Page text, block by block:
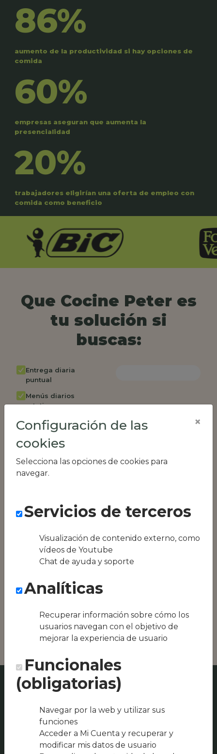
86%
aumento de la productividad si hay opciones de
comida
60%
empresas aseguran que aumenta la
presencialidad
20%
trabajadores eligirían una oferta de empleo con
comida como beneficio
Que Cocine Peter es
tu solución si
buscas:
Entrega diaria
puntual
Menús diarios
rotativos
Cambio de menú
semanalmente
Factura única
Acceso individual
empleados
Panel de control
RR.HH
Compatible con
equipos híbridos
Conseguimos la
zona, como podría
ser Restaurant
Restaurant
Amarena
Configuración de las
cookies
Selecciona las opciones de cookies para
navegar.
×
Servicios de terceros
Visualización de contenido externo, como
vídeos de Youtube
Chat de ayuda y soporte
Analíticas
Recuperar información sobre cómo los
usuarios navegan con el objetivo de
mejorar la experiencia de usuario
Funcionales
(obligatorias)
Navegar por la web y utilizar sus
funciones
Acceder a Mi Cuenta y recuperar y
modificar mis datos de usuario